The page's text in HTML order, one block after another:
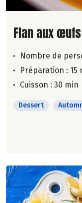
Lire la suite
Flan aux
Nombre de
Préparation : 15
Cuisson : 30 min
Dessert